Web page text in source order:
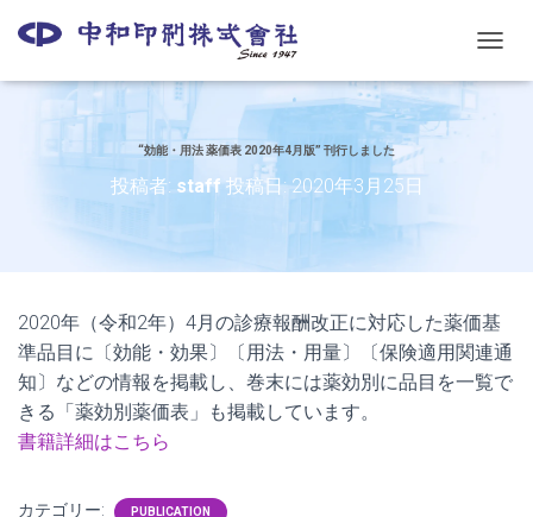
ビ
“効能・用法 薬価表 2020年4月版” 刊行しました
投稿者: staff投稿日:2020年3月25日
2020年（令和2年）4月の診療報酬改正に対応した薬価基
準品目に〔効能・効果〕〔用法・用量〕〔保険適用関連通
知〕などの情報を掲載し、巻末には薬効別に品目を一覧で
きる「薬効別薬価表」も掲載しています。
書籍詳細はこちら
カテゴリー: PUBLICATION